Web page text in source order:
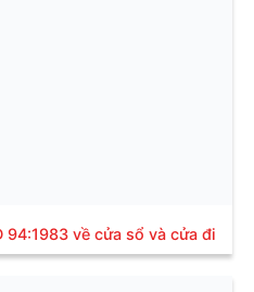
về cửa sổ và cửa đi